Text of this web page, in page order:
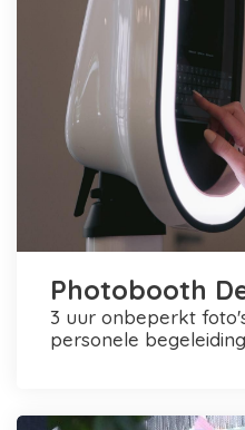
Photobooth
3 uur onbeperkt foto's maken en printen +
personele